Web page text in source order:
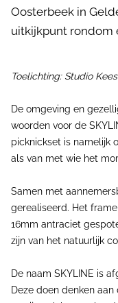
Oosterbeek in
uitkijkpunt rondom
Toelichting: Studio
De omgeving en
woorden voor de
picknickset is namelijk
als van met wie het
Samen met
gerealiseerd. Het
16mm antraciet
zijn van het natuurlijk
De naam SKYLINE is
Deze doen denken